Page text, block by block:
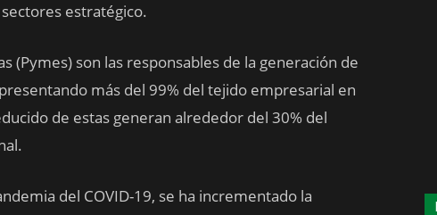
estratégico.
(Pymes) son las responsables de la generación de
más del 99% del tejido empresarial en
de estas generan alrededor del 30% del
del COVID-19, se ha incrementado la